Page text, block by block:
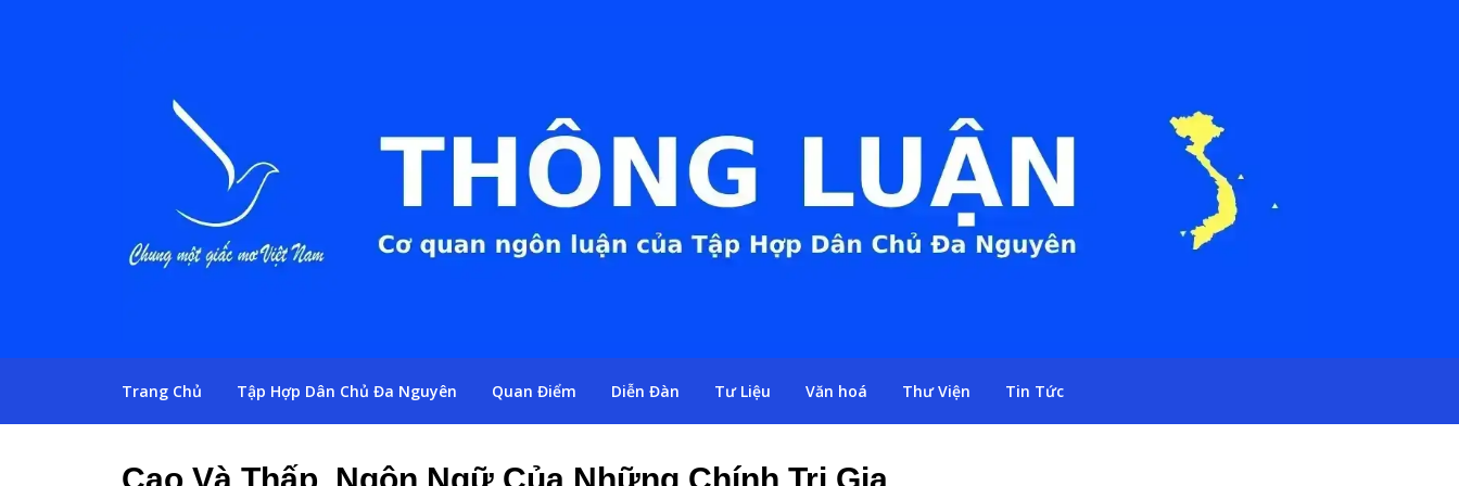
Trang Chủ Tập Hợp Dân Chủ Đa Nguyên Quan Điểm Diễn Đàn Tư Liệu Văn hoá Thư Viện Tin Tức
Cao Và Thấp, Ngôn Ngữ Của Những Chính Trị Gia